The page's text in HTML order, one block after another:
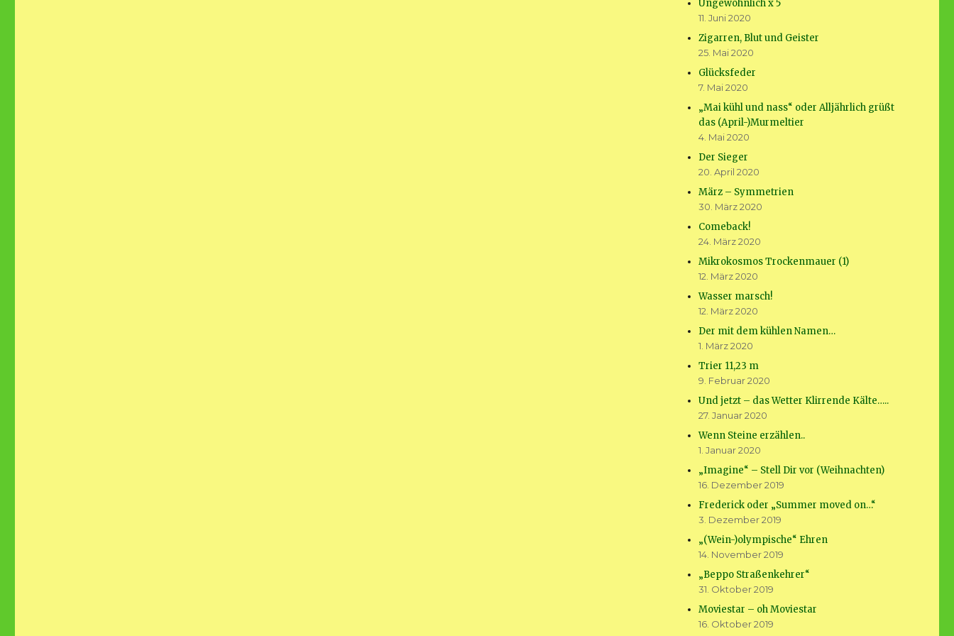
Ungewöhnlich x 5
11. Juni 2020
Zigarren, Blut und Geister
25. Mai 2020
Glücksfeder
7. Mai 2020
„Mai kühl und nass“ oder Alljährlich grüßt
das (April-)Murmeltier
4. Mai 2020
Der Sieger
20. April 2020
März – Symmetrien
30. März 2020
Comeback!
24. März 2020
Mikrokosmos Trockenmauer (1)
12. März 2020
Wasser marsch!
12. März 2020
Der mit dem kühlen Namen…
1. März 2020
Trier 11,23 m
9. Februar 2020
Und jetzt – das Wetter Klirrende Kälte…..
27. Januar 2020
Wenn Steine erzählen..
1. Januar 2020
„Imagine“ – Stell Dir vor (Weihnachten)
16. Dezember 2019
Frederick oder „Summer moved on…“
3. Dezember 2019
„(Wein-)olympische“ Ehren
14. November 2019
„Beppo Straßenkehrer“
31. Oktober 2019
Moviestar – oh Moviestar
16. Oktober 2019